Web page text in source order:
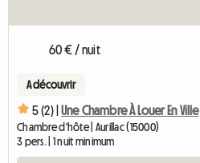
60 € / nuit
A découvrir
5 (2) | Une Chambre À Louer En Ville
Chambre d'hôte | Aurillac (15000)
3 pers. | 1 nuit minimum